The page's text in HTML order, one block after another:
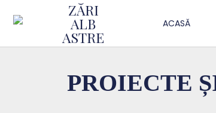
ZĂRI
ALB
ASTRE
ACASĂ
PROIECTE